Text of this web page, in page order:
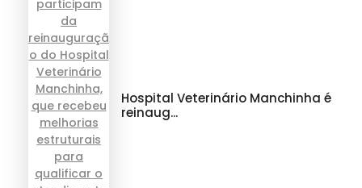
Hospital Veterinário Manchinha é
reinaug...